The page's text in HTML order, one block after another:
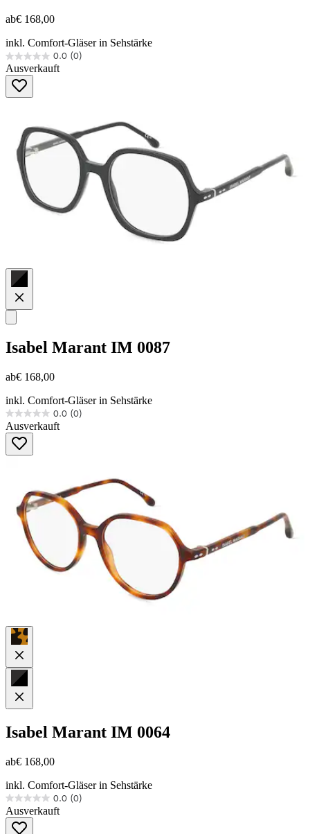
ab€ 168,00
inkl. Comfort-Gläser in Sehstärke
0.0 (0)
0.0
von
Sternen.
Ausverkauft
Isabel Marant IM 0087
ab€ 168,00
inkl. Comfort-Gläser in Sehstärke
0.0 (0)
0.0
von
Sternen.
Ausverkauft
Isabel Marant IM 0064
ab€ 168,00
inkl. Comfort-Gläser in Sehstärke
0.0 (0)
0.0
von
Ausverkauft